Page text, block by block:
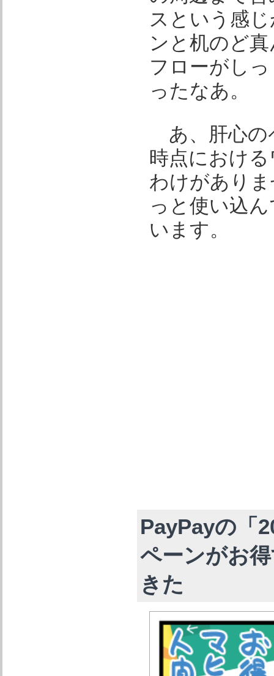
スという感
ンと机のど
フローがし
ったなあ。
あ、肝心の
時点におけ
わけがあり
っと使い込
います。
PayPayの「
ペーンがお
きた